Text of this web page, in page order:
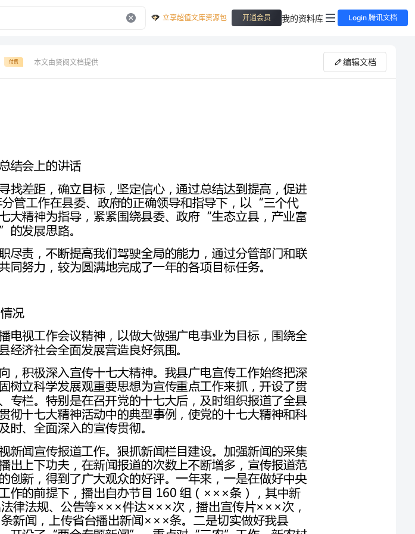
立享超值文库资源包 开通会员 我的资料库 Login 腾讯文档
付费 本文由贤阅文档提供 编辑文档
（三）不断创新，努力打造精品栏目。努力实现栏目品牌化，不断提升《**新闻》
栏目的时效性和知名度，增加了《一周要闻回顾》，为实现每周七次新闻奠定了基
础。继续办好《星火科技30分》、《农经天下》等栏目，《中国医药》、《动画
天地》和《请您欣赏》等栏目。经过努力，我县广电工作取得了新的成绩，在
20**年的工作考核中我县取得了全州第一名，我县选送的《独龙村寨手机响起》
一年来，依法行政、履职尽责，不断提高我们驾驶全局的能力，通过分管部门和联
系单位广大干部职工的共同努力，较为圆满地完成了一年的各项目标任务。
全面贯彻落实省、州广播电视工作会议精神，以做大做强广电事业为目标，围绕全
各级机关、各部门学习贯彻十七大精神活动中的典型事例，使党的十七大精神和科
学发展观重要思想得到及时、全面深入的宣传贯彻。
和报道工作，在新闻的播出上下功夫，在新闻报道的次数上不断增多，宣传报道范
围不断扩大，经过不断的创新，得到了广大观众的好评。一年来，一是在做好中央
台和省台新闻节目转播工作的前提下，播出自办节目160组（×××条），其中新
闻占×××条，制作播出法律法规、公告等×××件达×××次，播出宣传片×××次，
上传州电视台播出×××条新闻，上传省台播出新闻×××条。二是切实做好我县
题，制作完成了农业、旅游、教育、文化等专题片。